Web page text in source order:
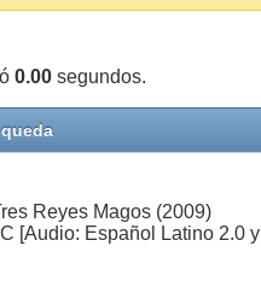
0.00 segundos.
Reyes Magos (2009)
[Audio: Español Latino 2.0 y